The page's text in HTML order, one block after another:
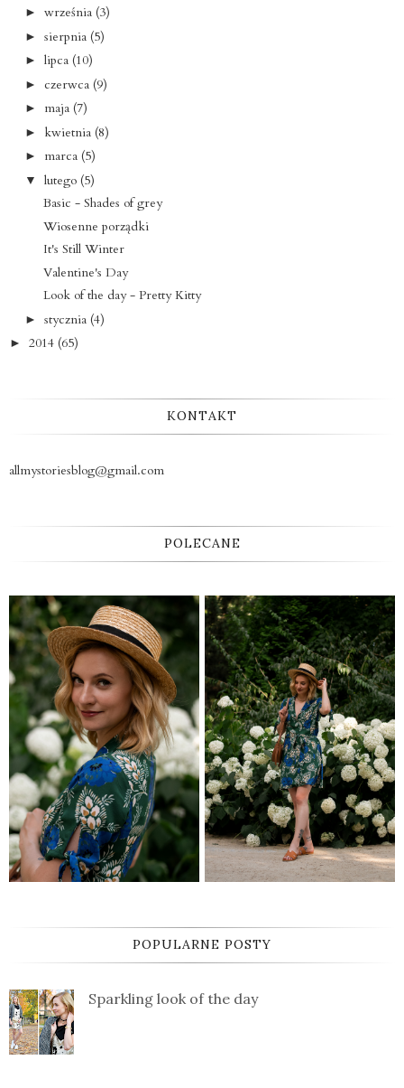
► września (3)
► sierpnia (5)
► lipca (10)
► czerwca (9)
► maja (7)
► kwietnia (8)
► marca (5)
▼ lutego (5)
Basic - Shades of grey
Wiosenne porządki
It's Still Winter
Valentine's Day
Look of the day - Pretty Kitty
► stycznia (4)
► 2014 (65)
KONTAKT
allmystoriesblog@gmail.com
POLECANE
POPULARNE POSTY
Sparkling look of the day